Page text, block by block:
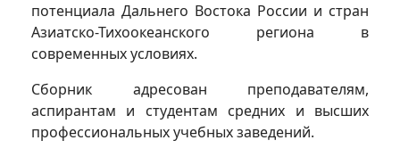
потенциала Дальнего Востока России и стран
Азиатско-Тихоокеанского региона в
современных условиях.
Сборник адресован преподавателям,
аспирантам и студентам средних и высших
профессиональных учебных заведений.